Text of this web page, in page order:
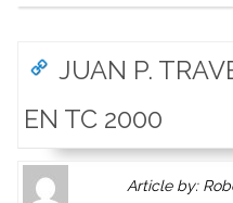
JUAN P.
EN TC 2000
Gravatar
Article by: